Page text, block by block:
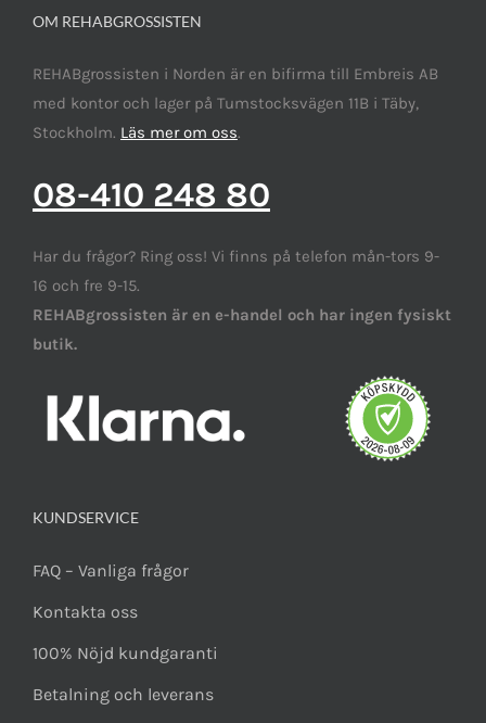
OM REHABGROSSISTEN
REHABgrossisten i Norden är en bifirma till Embreis AB
med kontor och lager på Tumstocksvägen 11B i Täby,
Stockholm. Läs mer om oss.
08-410 248 80
Har du frågor? Ring oss! Vi finns på telefon mån-tors 9-
16 och fre 9-15.
REHABgrossisten är en e-handel och har ingen fysiskt
butik.
KUNDSERVICE
FAQ – Vanliga frågor
Kontakta oss
100% Nöjd kundgaranti
Betalning och leverans